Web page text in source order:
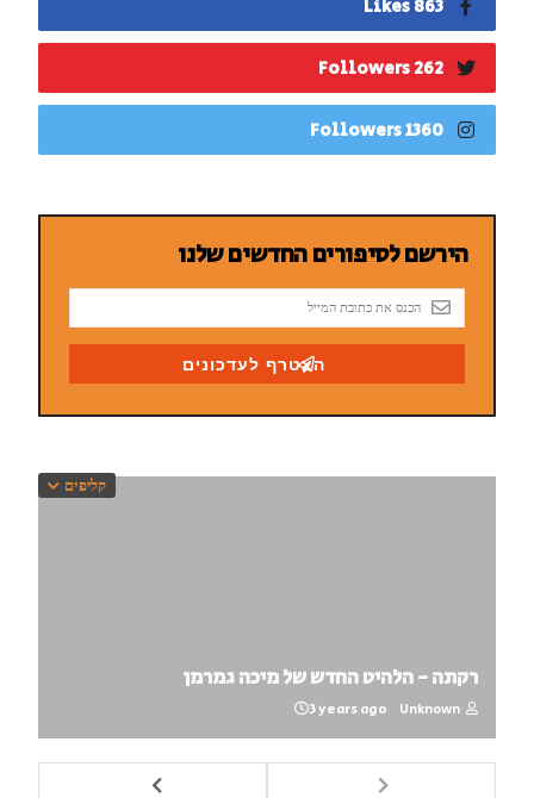
863 Likes
262 Followers
1360 Followers
קליפים
רקתה - הלהיט החדש של מיכה גמרמן
Unknown
3 years ago